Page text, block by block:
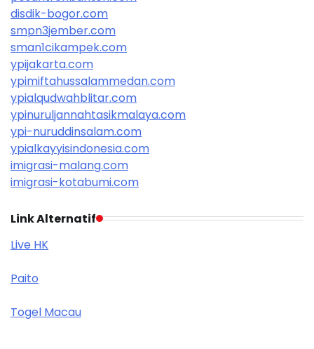
disdik-bogor.com
smpn3jember.com
sman1cikampek.com
ypijakarta.com
ypimiftahussalammedan.com
ypialqudwahblitar.com
ypinuruljannahtasikmalaya.com
ypi-nuruddinsalam.com
ypialkayyisindonesia.com
imigrasi-malang.com
imigrasi-kotabumi.com
Link Alternatif
Live HK
Paito
Togel Macau